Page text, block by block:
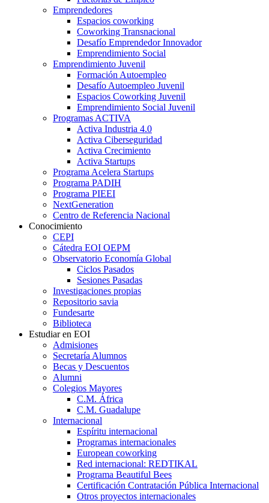
Emprendedores
Espacios coworking
Coworking Transnacional
Desafío Emprendedor Innovador
Emprendimiento Social
Emprendimiento Juvenil
Formación Autoempleo
Desafío Autoempleo Juvenil
Espacios Coworking Juvenil
Emprendimiento Social Juvenil
Programas ACTIVA
Activa Industria 4.0
Activa Ciberseguridad
Activa Crecimiento
Activa Startups
Programa Acelera Startups
Programa PADIH
Programa PIEEI
NextGeneration
Centro de Referencia Nacional
Conocimiento
CEPI
Cátedra EOI OEPM
Observatorio Economía Global
Ciclos Pasados
Sesiones Pasadas
Investigaciones propias
Repositorio savia
Fundesarte
Biblioteca
Estudiar en EOI
Admisiones
Secretaría Alumnos
Becas y Descuentos
Alumni
Colegios Mayores
C.M. África
C.M. Guadalupe
Internacional
Espíritu internacional
Programas internacionales
European coworking
Red internacional: REDTIKAL
Programa Beautiful Bees
Certificación Contratación Pública Internacional
Otros proyectos internacionales